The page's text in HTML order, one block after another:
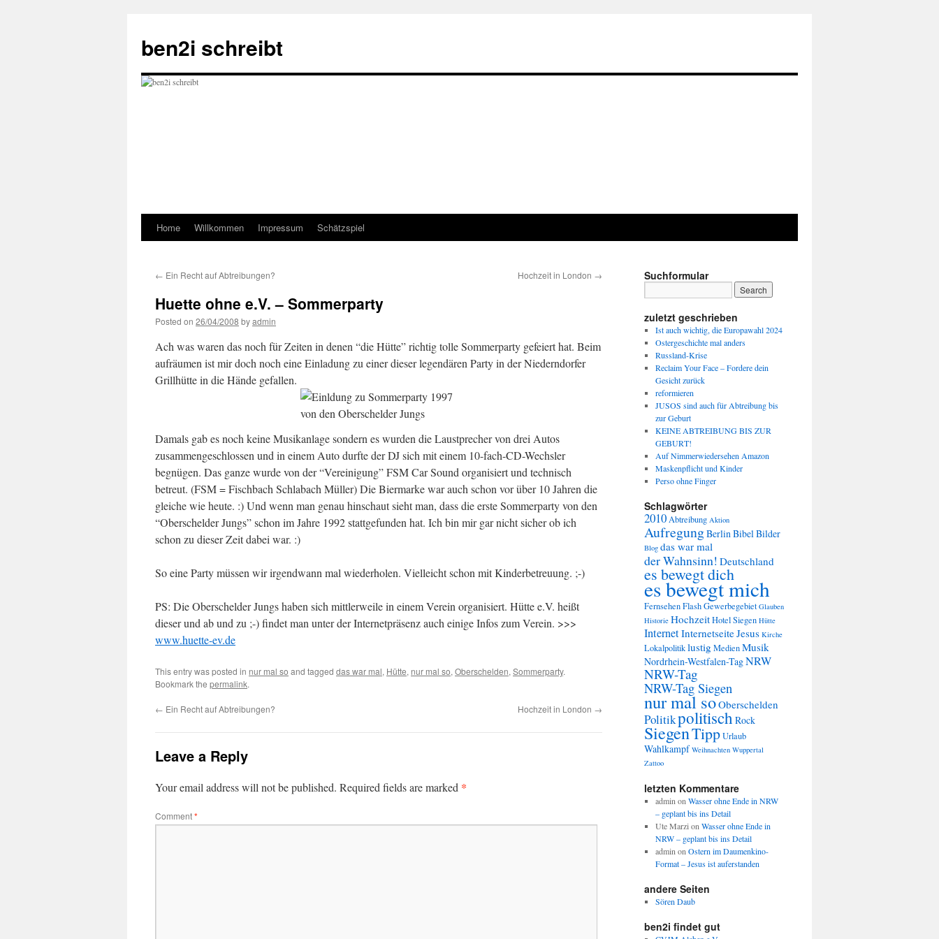
ben2i schreibt
Skip
content
Home Willkommen Impressum Schätzspiel
← Ein Recht auf Abtreibungen? Hochzeit in London →
Huette ohne e.V. – Sommerparty
Posted on 26/04/2008 byadmin
Ach was waren das noch für Zeiten in denen “die Hütte” richtig tolle Sommerparty gefeiert hat. Beim
aufräumen ist mir doch noch eine Einladung zu einer dieser legendären Party in der Niederndorfer
Grillhütte in die Hände gefallen.
Damals gab es noch keine Musikanlage sondern es wurden die Laustprecher von drei Autos
zusammengeschlossen und in einem Auto durfte der DJ sich mit einem 10-fach-CD-Wechsler
begnügen. Das ganze wurde von der “Vereinigung” FSM Car Sound organisiert und technisch
betreut. (FSM = Fischbach Schlabach Müller) Die Biermarke war auch schon vor über 10 Jahren die
gleiche wie heute. :) Und wenn man genau hinschaut sieht man, dass die erste Sommerparty von den
“Oberschelder Jungs” schon im Jahre 1992 stattgefunden hat. Ich bin mir gar nicht sicher ob ich
schon zu dieser Zeit dabei war. :)
So eine Party müssen wir irgendwann mal wiederholen. Vielleicht schon mit Kinderbetreuung. ;-)
PS: Die Oberschelder Jungs haben sich mittlerweile in einem Verein organisiert. Hütte e.V. heißt
dieser und ab und zu ;-) findet man unter der Internetpräsenz auch einige Infos zum Verein. >>>
www.huette-ev.de
This entry was posted in nur mal so and tagged das war mal, Hütte, nur mal so, Oberschelden, Sommerparty.
Bookmark the permalink.
← Ein Recht auf Abtreibungen? Hochzeit in London →
Leave a Reply
Your email address will not be published. Required fields are marked *
Comment*
Suchformular
zuletzt geschrieben
Ist auch wichtig, die Europawahl 2024
Ostergeschichte mal anders
Russland-Krise
Reclaim Your Face – Fordere dein
Gesicht zurück
re­for­mie­ren
JUSOS sind auch für Abtreibung bis
zur Geburt
KEINE ABTREIBUNG BIS ZUR
GEBURT!
Auf Nimmerwiedersehen Amazon
Maskenpflicht und Kinder
Perso ohne Finger
Schlagwörter
2010Abtreibung Aktion
AufregungBerlinBibelBilder
Blog das war mal
der Wahnsinn! Deutschland
es bewegt dich
es bewegt mich
FernsehenFlashGewerbegebiet Glauben
Historie HochzeitHotel Siegen Hütte
InternetInternetseiteJesus Kirche
Lokalpolitiklustig MedienMusik
Nordrhein-Westfalen-TagNRW
NRW-Tag
NRW-Tag Siegen
nur mal soOberschelden
Politikpolitisch Rock
SiegenTippUrlaub
Wahlkampf Weihnachten Wuppertal
Zattoo
letzten Kommentare
admin on Wasser ohne Ende in NRW
– geplant bis ins Detail
Ute Marzi on Wasser ohne Ende in
NRW – geplant bis ins Detail
admin on Ostern im Daumenkino-
Format – Jesus ist auferstanden
andere Seiten
Sören Daub
ben2i findet gut